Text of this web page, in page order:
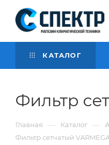
КАТАЛОГ
Фильтр
Главная — Каталог —
Фильтр сетчатый